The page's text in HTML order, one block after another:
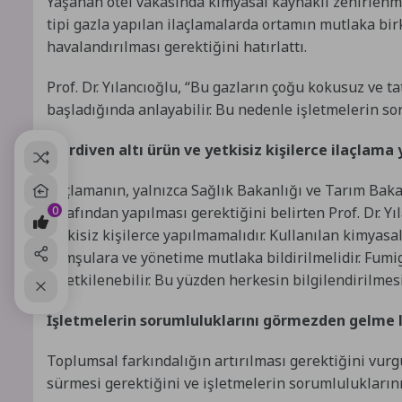
tipi gazla yapılan ilaçlamalarda ortamın mutlaka
havalandırılması gerektiğini hatırlattı.
Prof. Dr. Yılancıoğlu, “Bu gazların çoğu kokusuz
başladığında anlayabilir. Bu nedenle işletmelerin
Merdiven altı ürün ve yetkisiz kişilerce ilaçlama
İlaçlamanın, yalnızca Sağlık Bakanlığı ve Tarım
tarafından yapılması gerektiğini belirten Prof. Dr.
yetkisiz kişilerce yapılmamalıdır. Kullanılan
komşulara ve yönetime mutlaka bildirilmelidir.
da etkilenebilir. Bu yüzden herkesin bilgilendirilmesi
İşletmelerin sorumluluklarını görmezden gelme
Toplumsal farkındalığın artırılması gerektiğini
sürmesi gerektiğini ve işletmelerin
0